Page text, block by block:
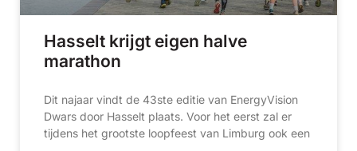
Hasselt krijgt eigen halve
marathon
Dit najaar vindt de 43ste editie van EnergyVision
Dwars door Hasselt plaats. Voor het eerst zal er
tijdens het grootste loopfeest van Limburg ook een